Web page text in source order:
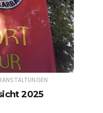
2025